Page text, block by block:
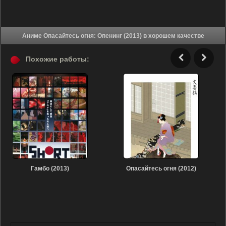
Аниме Опасайтесь огня: Опенинг (2013) в хорошем качестве
Похожие работы:
Гамбо (2013) Опасайтесь огня (2012)